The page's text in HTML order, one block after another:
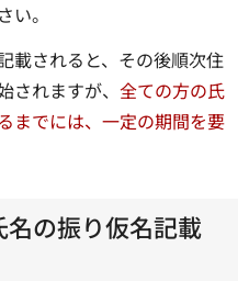
い。
載されると、その後順次住
されますが、 全ての方の氏
までには、一定の期間を要
の振り仮名記載